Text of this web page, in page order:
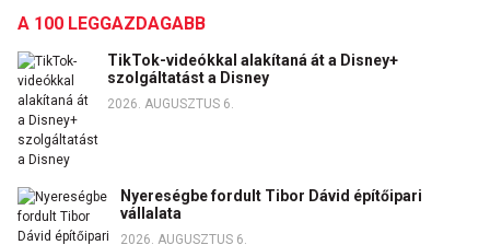
A 100 LEGGAZDAGABB
TikTok-videókkal alakítaná át a Disney+
szolgáltatást a Disney
2026. AUGUSZTUS 6.
Nyereségbe fordult Tibor Dávid építőipari
vállalata
2026. AUGUSZTUS 6.